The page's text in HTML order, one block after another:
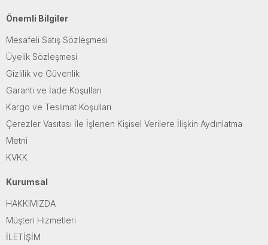
Önemli Bilgiler
Mesafeli Satış Sözleşmesi
Üyelik Sözleşmesi
Gizlilik ve Güvenlik
Garanti ve İade Koşulları
Kargo ve Teslimat Koşulları
Çerezler Vasıtası İle İşlenen Kişisel Verilere İlişkin Aydınlatma
Metni
KVKK
Kurumsal
HAKKIMIZDA
Müşteri Hizmetleri
İLETİŞİM